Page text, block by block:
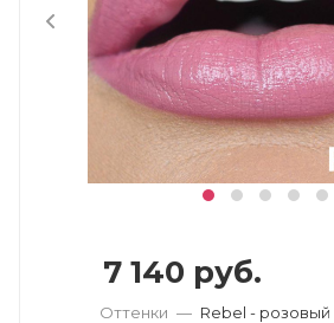
7 140 руб.
Оттенки — Rebel - розовый